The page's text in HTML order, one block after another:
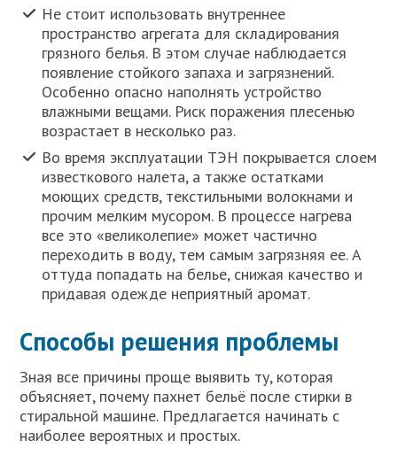
Не стоит использовать внутреннее
пространство агрегата для складирования
грязного белья. В этом случае наблюдается
появление стойкого запаха и загрязнений.
Особенно опасно наполнять устройство
влажными вещами. Риск поражения плесенью
возрастает в несколько раз.
Во время эксплуатации ТЭН покрывается слоем
известкового налета, а также остатками
моющих средств, текстильными волокнами и
прочим мелким мусором. В процессе нагрева
все это «великолепие» может частично
переходить в воду, тем самым загрязняя ее. А
оттуда попадать на белье, снижая качество и
придавая одежде неприятный аромат.
Способы решения проблемы
Зная все причины проще выявить ту, которая
объясняет, почему пахнет бельё после стирки в
стиральной машине. Предлагается начинать с
наиболее вероятных и простых.